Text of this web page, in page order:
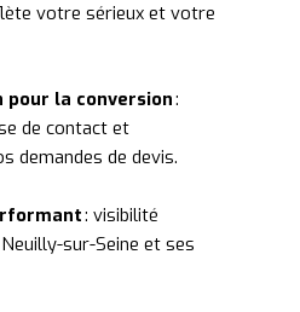
votre sérieux et votre
pour la conversion:
de contact et
demandes de devis.
: visibilité
sur-Seine et ses